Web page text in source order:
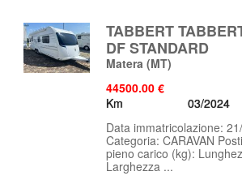
TABBERT
DF STANDARD
Matera (MT)
44500.00 €
Km
03/2024
Data immatricolazione:
Categoria: CARAVAN
pieno carico (kg):
Larghezza ...